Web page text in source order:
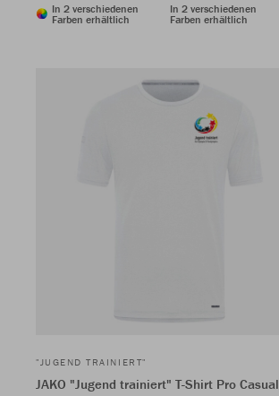
In 2 verschiedenen
Farben erhältlich
In 2 verschiedenen
Farben erhältlich
"JUGEND TRAINIERT"
JAKO "Jugend trainiert" T-Shirt Pro Casual